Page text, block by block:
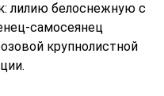
лилию белоснежную с
самосеянец
крупнолистной